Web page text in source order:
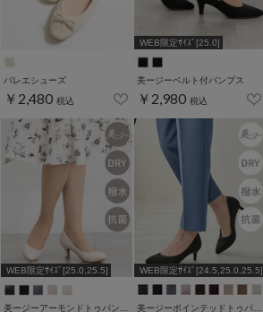
バレエシューズ
￥2,480 税込
WEB限定ｻｲｽﾞ[25.0]
美ージーベルト付パンプス
￥2,980 税込
WEB限定ｻｲｽﾞ[25.0,25.5] WEB限定ｻｲｽﾞ[24.5,25.0,25.5]